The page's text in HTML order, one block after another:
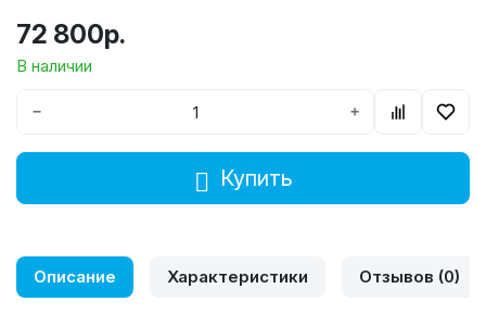
72 800р.
В наличии
− +
Купить
Описание Характеристики Отзывов (0)